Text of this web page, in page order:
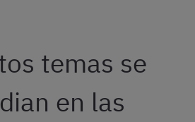
temas se
en las